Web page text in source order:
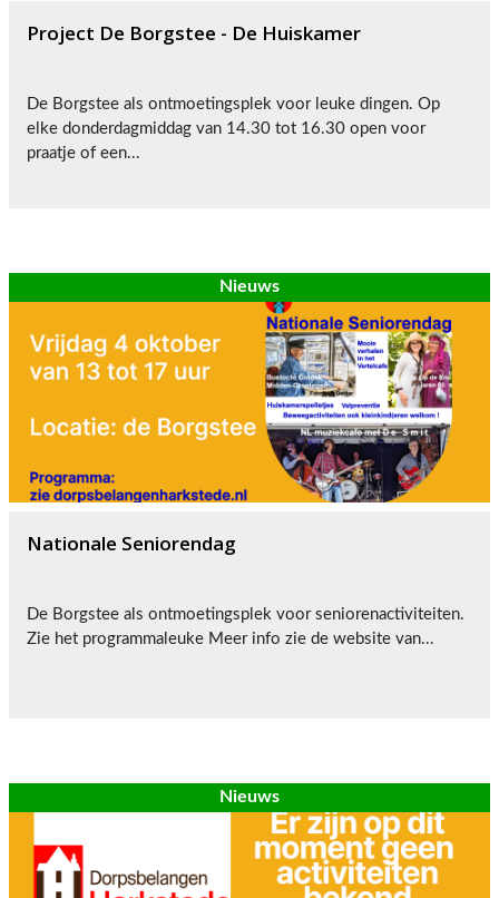
Nieuws
Nieuws
Nationale Seniorendag
De Borgstee als ontmoetingsplek voor seniorenactiviteiten.
Zie het programmaleuke Meer info zie de website van...
Project De Borgstee - De Huiskamer
De Borgstee als ontmoetingsplek voor leuke dingen. Op
elke donderdagmiddag van 14.30 tot 16.30 open voor
praatje of een...